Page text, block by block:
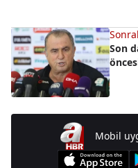
Son
Mobil